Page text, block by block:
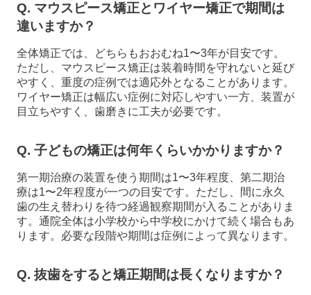
Q. マウスピース矯正とワイヤー矯正で期間は
違いますか？
全体矯正では、どちらもおおむね1〜3年が目安です。
ただし、マウスピース矯正は装着時間を守れないと延び
やすく、重度の症例では適応外となることがあります。
ワイヤー矯正は幅広い症例に対応しやすい一方、装置が
目立ちやすく、歯磨きに工夫が必要です。
Q. 子どもの矯正は何年くらいかかりますか？
第一期治療の装置を使う期間は1〜3年程度、第二期治
療は1〜2年程度が一つの目安です。ただし、間に永久
歯の生え替わりを待つ経過観察期間が入ることがありま
す。通院全体は小学校から中学校にかけて続く場合もあ
ります。必要な段階や期間は症例によって異なります。
Q. 抜歯をすると矯正期間は長くなりますか？